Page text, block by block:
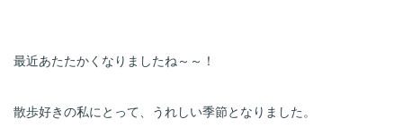
最近あたたかくなりましたね～～！
散歩好きの私にとって、うれしい季節となりました。